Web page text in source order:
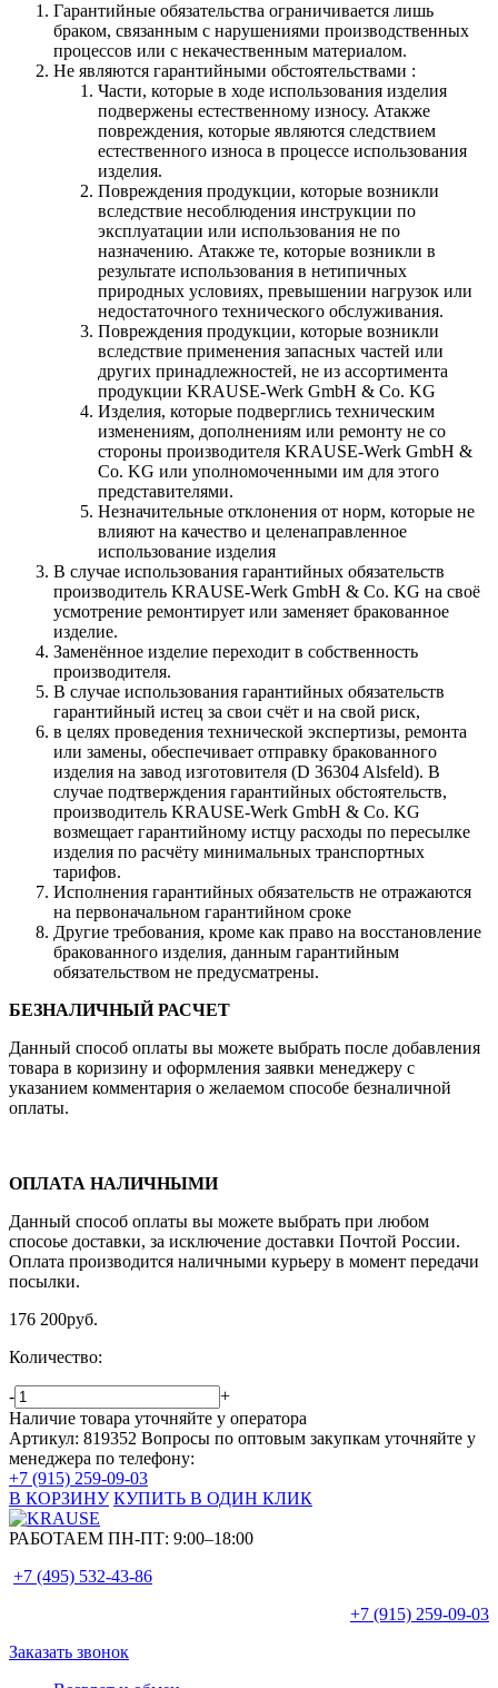
Гарантийные обязательства ограничивается лишь
браком, связанным с нарушениями производственных
процессов или с некачественным материалом.
Не являются гарантийными обстоятельствами :
Части, которые в ходе использования изделия
подвержены естественному износу. Атакже
повреждения, которые являются следствием
естественного износа в процессе использования
изделия.
Повреждения продукции, которые возникли
вследствие несоблюдения инструкции по
эксплуатации или использования не по
назначению. Атакже те, которые возникли в
результате использования в нетипичных
природных условиях, превышении нагрузок или
недостаточного технического обслуживания.
Повреждения продукции, которые возникли
вследствие применения запасных частей или
других принадлежностей, не из ассортимента
продукции KRAUSE-Werk GmbH & Со. KG
Изделия, которые подверглись техническим
изменениям, дополнениям или ремонту не со
стороны производителя KRAUSE-Werk GmbH &
Со. KG или уполномоченными им для этого
представителями.
Незначительные отклонения от норм, которые не
влияют на качество и целенаправленное
использование изделия
В случае использования гарантийных обязательств
производитель KRAUSE-Werk GmbH & Со. KG на своё
усмотрение ремонтирует или заменяет бракованное
изделие.
Заменённое изделие переходит в собственность
производителя.
В случае использования гарантийных обязательств
гарантийный истец за свои счёт и на свой риск,
в целях проведения технической экспертизы, ремонта
или замены, обеспечивает отправку бракованного
изделия на завод изготовителя (D 36304 Alsfeld). В
случае подтверждения гарантийных обстоятельств,
производитель KRAUSE-Werk GmbH & Со. KG
возмещает гарантийному истцу расходы по пересылке
изделия по расчёту минимальных транспортных
тарифов.
Исполнения гарантийных обязательств не отражаются
на первоначальном гарантийном сроке
Другие требования, кроме как право на восстановление
бракованного изделия, данным гарантийным
обязательством не предусматрены.
БЕЗНАЛИЧНЫЙ РАСЧЕТ
Данный способ оплаты вы можете выбрать после добавления
товара в коризину и оформления заявки менеджеру c
указанием комментария о желаемом способе безналичной
оплаты.
ОПЛАТА НАЛИЧНЫМИ
Данный способ оплаты вы можете выбрать при любом
спосоье доставки, за исключение доставки Почтой России.
Оплата производится наличными курьеру в момент передачи
посылки.
176 200руб.
Количество:
-
+
Наличие товара уточняйте у оператора
Артикул: 819352 Вопросы по оптовым закупкам уточняйте у
менеджера по телефону:
+7 (915) 259-09-03
В КОРЗИНУ КУПИТЬ В ОДИН КЛИК
РАБОТАЕМ ПН-ПТ: 9:00–18:00
+7 (495) 532-43-86
+7 (915) 259-09-03
Заказать звонок